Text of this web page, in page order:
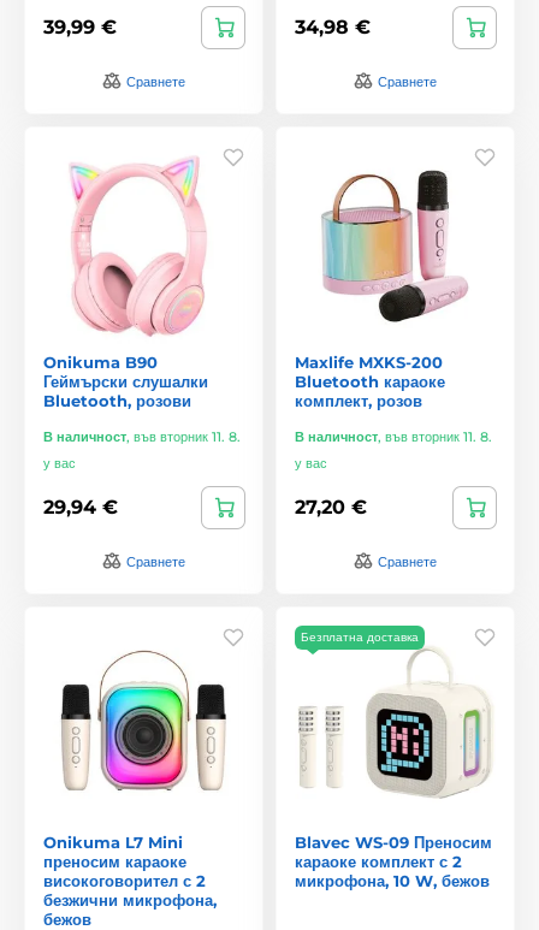
39,99 €
Сравнете
34,98 €
Сравнете
Onikuma B90
Геймърски слушалки
Bluetooth, розови
В наличност, във вторник 11. 8.
у вас
29,94 €
Сравнете
Maxlife MXKS-200
Bluetooth караоке
комплект, розов
В наличност, във вторник 11. 8.
у вас
27,20 €
Сравнете
Onikuma L7 Mini
преносим караоке
високоговорител с 2
безжични микрофона,
бежов
Безплатна доставка
Blavec WS-09 Преносим
караоке комплект с 2
микрофона, 10 W, бежов